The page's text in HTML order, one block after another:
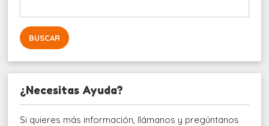
¿Necesitas Ayuda?
Si quieres más información, llámanos y pregúntanos